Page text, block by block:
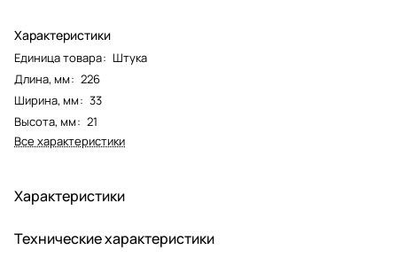
Характеристики
Единица товара: Штука
Длина, мм: 226
Ширина, мм: 33
Высота, мм: 21
Все характеристики
Характеристики
Технические характеристики